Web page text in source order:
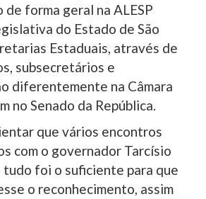
de forma geral na ALESP
do Estado de São
Estaduais, através de
subsecretários e
diferentemente na Câmara
no Senado da República.
que vários encontros
com o governador Tarcísio
foi o suficiente para que
o reconhecimento, assim